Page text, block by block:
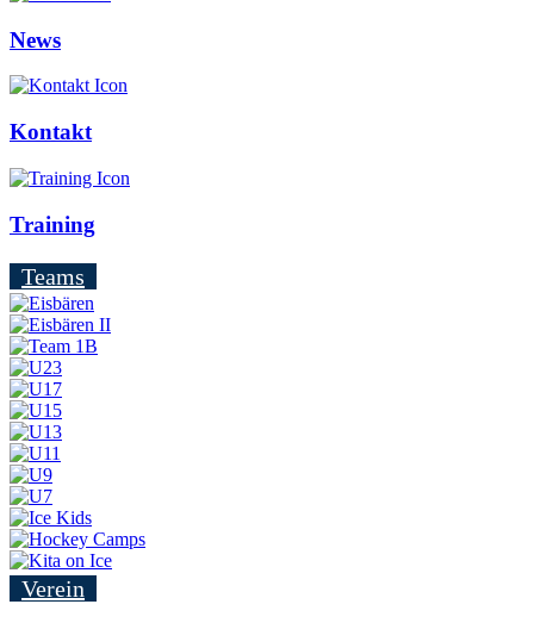
News
Kontakt
Training
Teams
Verein